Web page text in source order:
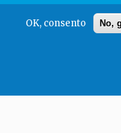
OK, consento No,